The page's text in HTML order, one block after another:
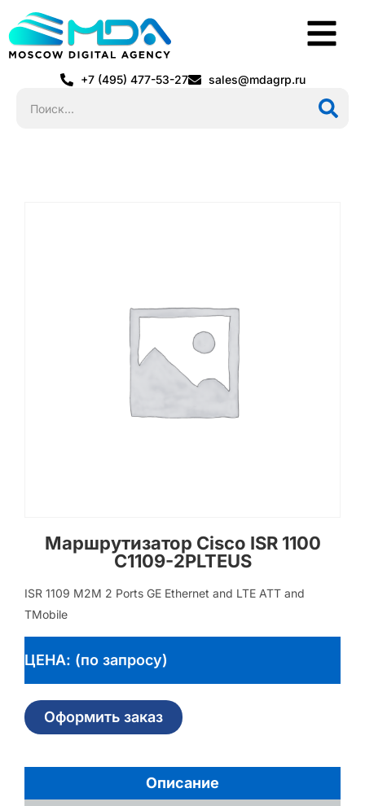
+7 (495) 477-53-27 sales@mdagrp.ru
Маршрутизатор Cisco ISR 1100
C1109-2PLTEUS
ISR 1109 M2M 2 Ports GE Ethernet and LTE ATT and
TMobile
ЦЕНА: (по запросу)
Оформить заказ
Описание